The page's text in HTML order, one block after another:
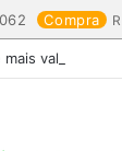
Compra
valem a pena